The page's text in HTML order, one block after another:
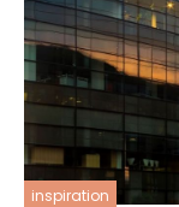
inspiration